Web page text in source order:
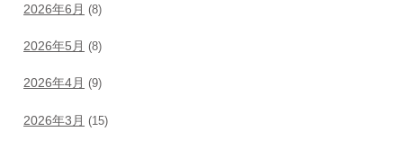
2026年6月 (8)
2026年5月 (8)
2026年4月 (9)
2026年3月 (15)